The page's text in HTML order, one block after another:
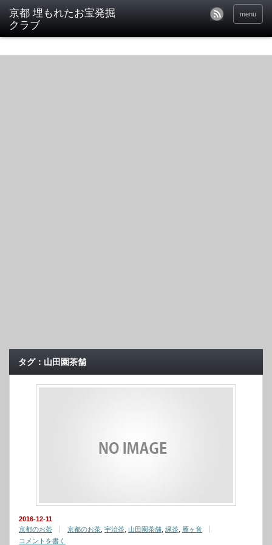
京都 埋もれたお宝発掘
クラブ
menu
タグ：山田園茶舗
2016-12-11
京都のお茶
京都のお茶 宇治茶 山田園茶舗 緑茶 雁ヶ音
コメントを書く